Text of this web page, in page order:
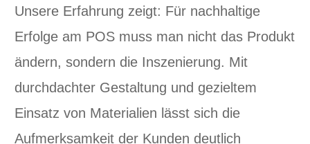
Unsere Erfahrung zeigt: Für nachhaltige
Erfolge am POS muss man nicht das Produkt
ändern, sondern die Inszenierung. Mit
durchdachter Gestaltung und gezieltem
Einsatz von Materialien lässt sich die
Aufmerksamkeit der Kunden deutlich